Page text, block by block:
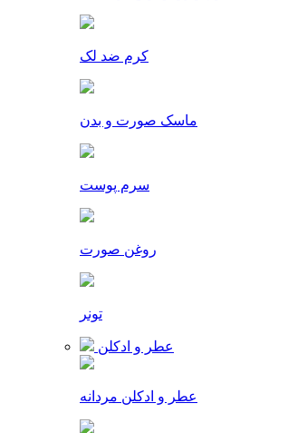
کرم ضد لک
ماسک صورت و بدن
سرم پوست
روغن صورت
تونر
عطر و ادکلن
عطر و ادکلن مردانه